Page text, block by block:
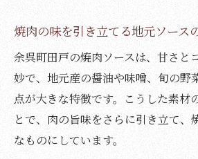
焼肉の味を引き立てる地元ソース
余呉町田戸の焼肉ソースは、甘さと
妙で、地元産の醤油や味噌、旬の野
点が大きな特徴です。こうした素材
とで、肉の旨味をさらに引き立て、
なものにしています。